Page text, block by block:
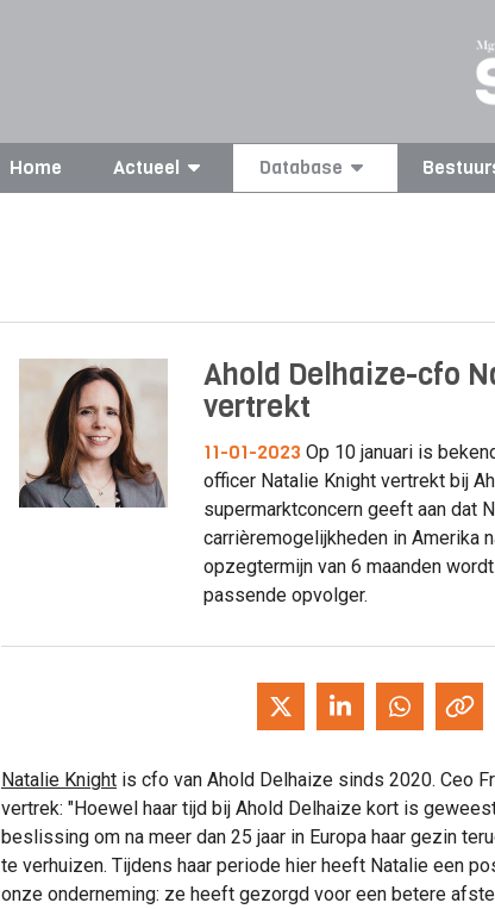
Home Actueel Database
Ahold Delhaize-cfo
vertrekt
11-01-2023 Op 10 januari is
officer Natalie Knight vertrekt bij
supermarktconcern geeft aan dat
carrièremogelijkheden in Amerika
opzegtermijn van 6 maanden
passende opvolger.
Natalie Knight is cfo van Ahold Delhaize sinds 2020. Ceo
vertrek: "Hoewel haar tijd bij Ahold Delhaize kort is
beslissing om na meer dan 25 jaar in Europa haar gezin
te verhuizen. Tijdens haar periode hier heeft Natalie een
onze onderneming: ze heeft gezorgd voor een betere